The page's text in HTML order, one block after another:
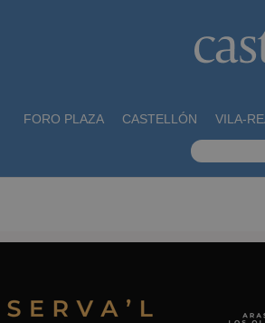
FORO PLAZA CASTELLÓN VILA-